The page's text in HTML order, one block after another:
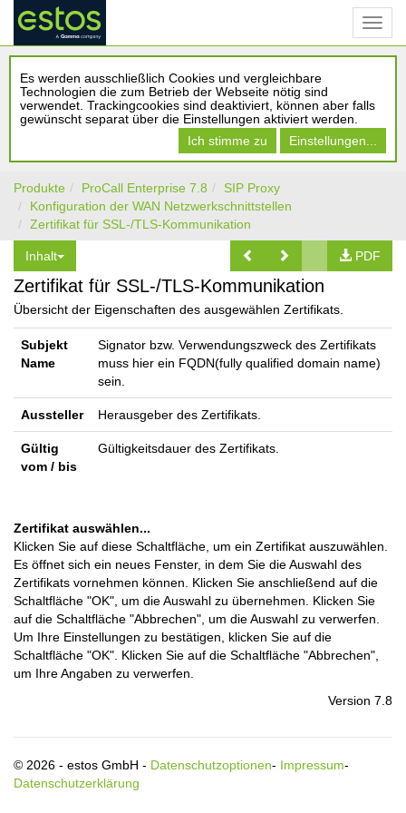
Es werden ausschließlich Cookies und vergleichbare
Technologien die zum Betrieb der Webseite nötig sind
verwendet. Trackingcookies sind deaktiviert, können aber falls
gewünscht separat über die Einstellungen aktiviert werden.
Ich stimme zu
Einstellungen...
Produkte ProCall Enterprise 7.8
SIP Proxy
Konfiguration der WAN Netzwerkschnittstellen
Zertifikat für SSL-/TLS-Kommunikation
Inhalt PDF
Zertifikat für SSL-/TLS-Kommunikation
Übersicht der Eigenschaften des ausgewählen Zertifikats.
Subjekt
Name
Signator bzw. Verwendungszweck des Zertifikats
muss hier ein FQDN(fully qualified domain name)
sein.
Aussteller Herausgeber des Zertifikats.
Gültig
vom / bis
Gültigkeitsdauer des Zertifikats.
Zertifikat auswählen...
Klicken Sie auf diese Schaltfläche, um ein Zertifikat auszuwählen.
Es öffnet sich ein neues Fenster, in dem Sie die Auswahl des
Zertifikats vornehmen können. Klicken Sie anschließend auf die
Schaltfläche "OK", um die Auswahl zu übernehmen. Klicken Sie
auf die Schaltfläche "Abbrechen", um die Auswahl zu verwerfen.
Um Ihre Einstellungen zu bestätigen, klicken Sie auf die
Schaltfläche "OK". Klicken Sie auf die Schaltfläche "Abbrechen",
um Ihre Angaben zu verwerfen.
Version 7.8
© 2026 - estos GmbH - Datenschutzoptionen- Impressum-
Datenschutzerklärung